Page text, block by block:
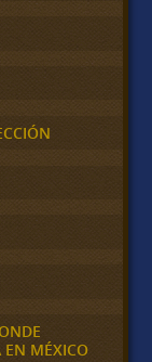
EN MÉXICO